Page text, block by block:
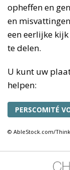
opheffen en
en
een eerlijke
te delen.
U kunt uw
helpen:
PERSCOMITÉ
© AbleStock.com/